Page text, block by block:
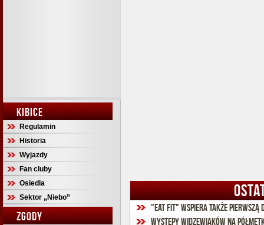
KIBICE
Regulamin
Historia
Wyjazdy
Fan cluby
Osiedla
Sektor „Niebo”
ZGODY
"Eat Fit" wspiera także pierwszą
Występy widzewiaków na